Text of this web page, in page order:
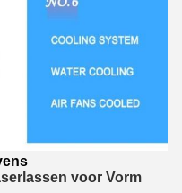
voor Vorm